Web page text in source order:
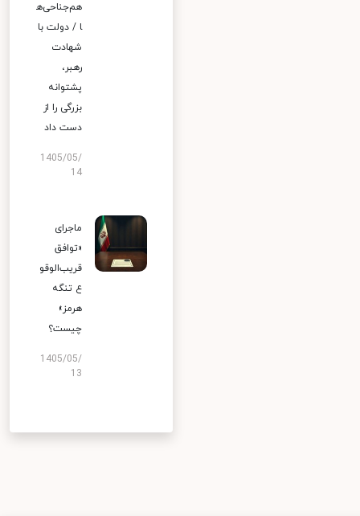
هم‌جناحی‌ه
ا / دولت با
شهادت
رهبر،
پشتوانه
بزرگی را از
دست داد
1405/05/
14
ماجرای
«توافق
قریب‌الوقو
ع تنگه
هرمز»
چیست؟
1405/05/
13